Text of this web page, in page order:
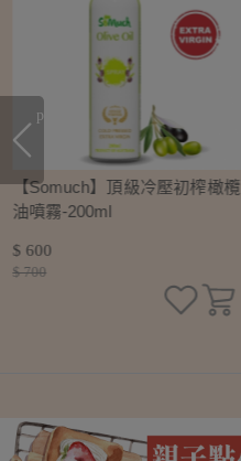
【Somuch】頂級冷壓初榨橄欖
油噴霧-200ml
$ 600
$ 700
prev